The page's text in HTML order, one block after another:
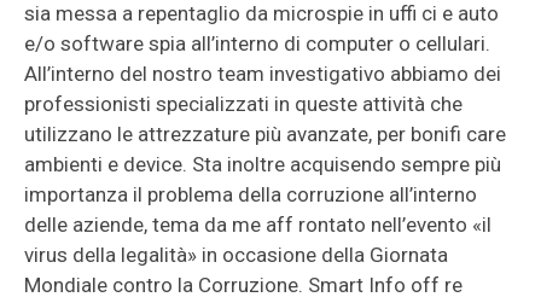
sia messa a repentaglio da microspie in uffi ci e auto
e/o software spia all’interno di computer o cellulari.
All’interno del nostro team investigativo abbiamo dei
professionisti specializzati in queste attività che
utilizzano le attrezzature più avanzate, per bonifi care
ambienti e device. Sta inoltre acquisendo sempre più
importanza il problema della corruzione all’interno
delle aziende, tema da me aff rontato nell’evento «il
virus della legalità» in occasione della Giornata
Mondiale contro la Corruzione. Smart Info off re